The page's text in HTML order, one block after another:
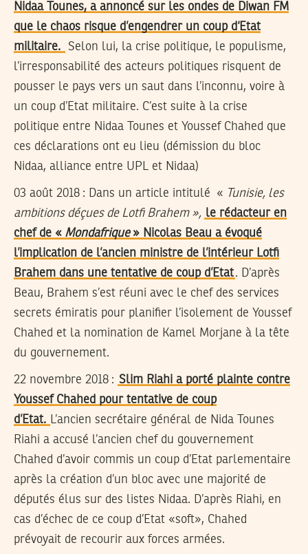
Nidaa Tounes, a annoncé sur les ondes de Diwan FM
que le chaos risque d’engendrer un coup d‘Etat
militaire.
Selon lui, la crise politique, le populisme,
l’irresponsabilité des acteurs politiques risquent de
pousser le pays vers un saut dans l’inconnu, voire à
un coup d’Etat militaire. C’est suite à la crise
politique entre Nidaa Tounes et Youssef Chahed que
ces déclarations ont eu lieu (démission du bloc
Nidaa, alliance entre UPL et Nidaa)
03 août 2018 : Dans un article intitulé « Tunisie, les
ambitions déçues de Lotfi Brahem », le rédacteur en
chef de « Mondafrique» Nicolas Beau a évoqué
l’implication de l’ancien ministre de l’intérieur Lotfi
Brahem dans une tentative de coup d’Etat. D’après
Beau, Brahem s’est réuni avec le chef des services
secrets émiratis pour planifier l’isolement de Youssef
Chahed et la nomination de Kamel Morjane à la tête
du gouvernement.
22 novembre 2018 : Slim Riahi a porté plainte contre
Youssef Chahed pour tentative de coup
d’Etat.
L’ancien secrétaire général de Nida Tounes
Riahi a accusé l’ancien chef du gouvernement
Chahed d’avoir commis un coup d’Etat parlementaire
après la création d’un bloc avec une majorité de
députés élus sur des listes Nidaa. D’après Riahi, en
cas d’échec de ce coup d’Etat «soft», Chahed
prévoyait de recourir aux forces armées.